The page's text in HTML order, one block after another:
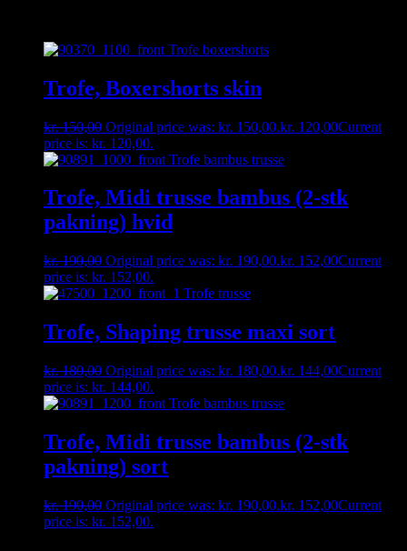
Trofe, Boxershorts skin
kr.150,00 Original price was: kr. 150,00.kr. 120,00Current
price is: kr. 120,00.
Trofe, Midi trusse bambus (2-stk
pakning) hvid
kr.190,00 Original price was: kr. 190,00.kr. 152,00Current
price is: kr. 152,00.
Trofe, Shaping trusse maxi sort
kr.180,00 Original price was: kr. 180,00.kr. 144,00Current
price is: kr. 144,00.
Trofe, Midi trusse bambus (2-stk
pakning) sort
kr.190,00 Original price was: kr. 190,00.kr. 152,00Current
price is: kr. 152,00.